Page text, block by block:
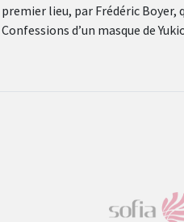
premier lieu, par Frédéric Boyer,
Confessions d’un masque de